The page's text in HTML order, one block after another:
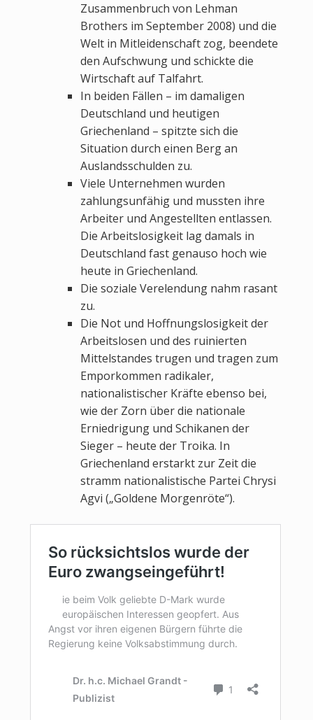
Zusammenbruch von Lehman
Brothers im September 2008) und die
Welt in Mitleidenschaft zog, beendete
den Aufschwung und schickte die
Wirtschaft auf Talfahrt.
In beiden Fällen – im damaligen
Deutschland und heutigen
Griechenland – spitzte sich die
Situation durch einen Berg an
Auslandsschulden zu.
Viele Unternehmen wurden
zahlungsunfähig und mussten ihre
Arbeiter und Angestellten entlassen.
Die Arbeitslosigkeit lag damals in
Deutschland fast genauso hoch wie
heute in Griechenland.
Die soziale Verelendung nahm rasant
zu.
Die Not und Hoffnungslosigkeit der
Arbeitslosen und des ruinierten
Mittelstandes trugen und tragen zum
Emporkommen radikaler,
nationalistischer Kräfte ebenso bei,
wie der Zorn über die nationale
Erniedrigung und Schikanen der
Sieger – heute der Troika. In
Griechenland erstarkt zur Zeit die
stramm nationalistische Partei Chrysi
Agvi („Goldene Morgenröte“).